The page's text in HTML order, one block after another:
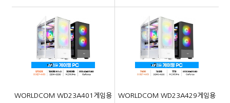
WORLDCOM WD23A401게임용 WORLDCOM WD23A429게임용